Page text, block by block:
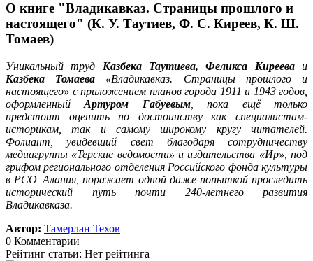
О книге "Владикавказ. Страницы прошлого и
настоящего" (К. У. Таутиев, Ф. С. Киреев, К. Ш.
Томаев)
Уникальный труд Казбека Таутиева, Феликса Кирееваи
Казбека Томаева «Владикавказ. Страницы прошлого и
настоящего» с приложением планов города 1911 и 1943 годов,
оформленныйАртуром Габуевым, пока ещё только
предстоит оценить по достоинству как специалистам-
историкам, так и самому широкому кругу читателей.
Фолиант, увидевший свет благодаря сотрудничеству
медиагруппы «Терские ведомости» и издательства «Ир», под
грифом регионального отделения Российского фонда культуры
в РСО–Алания, поражает одной даже попыткой проследить
исторический путь почти 240-летнего развития
Владикавказа.
Автор: Тамерлан Техов
0 Комментарии
Рейтинг статьи: Нет рейтинга